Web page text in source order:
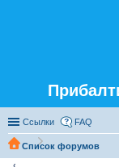
Ссылки FAQ
Список форумов